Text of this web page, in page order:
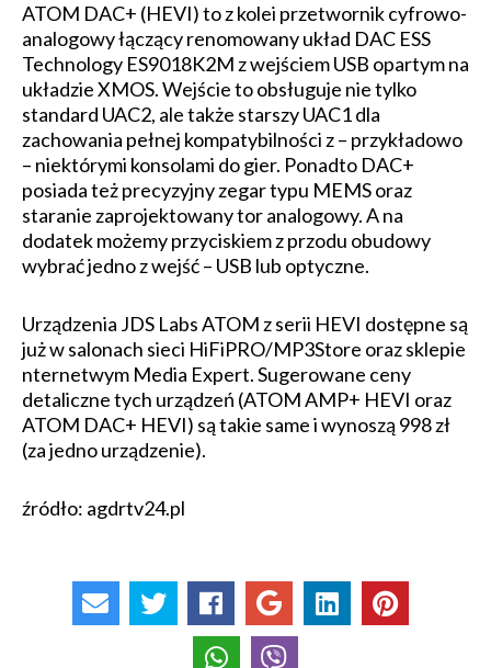
ATOM DAC+ (HEVI) to z kolei przetwornik cyfrowo-
analogowy łączący renomowany układ DAC ESS
Technology ES9018K2M z wejściem USB opartym na
układzie XMOS. Wejście to obsługuje nie tylko
standard UAC2, ale także starszy UAC1 dla
zachowania pełnej kompatybilności z – przykładowo
– niektórymi konsolami do gier. Ponadto DAC+
posiada też precyzyjny zegar typu MEMS oraz
staranie zaprojektowany tor analogowy. A na
dodatek możemy przyciskiem z przodu obudowy
wybrać jedno z wejść – USB lub optyczne.
Urządzenia JDS Labs ATOM z serii HEVI dostępne są
już w salonach sieci HiFiPRO/MP3Store oraz sklepie
nternetwym Media Expert. Sugerowane ceny
detaliczne tych urządzeń (ATOM AMP+ HEVI oraz
ATOM DAC+ HEVI) są takie same i wynoszą 998 zł
(za jedno urządzenie).
źródło: agdrtv24.pl